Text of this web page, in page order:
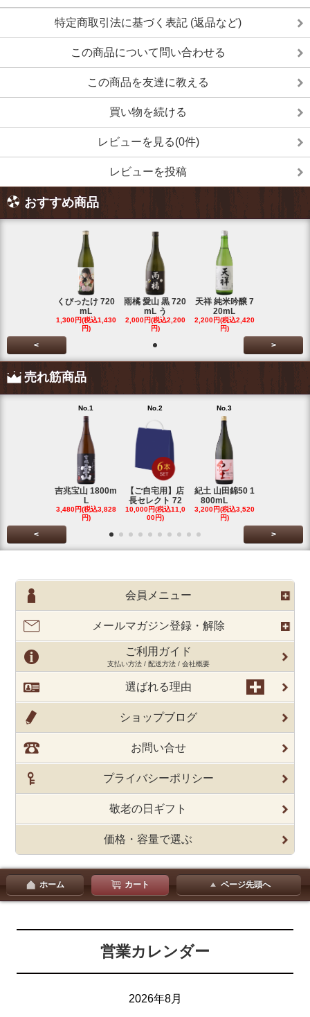
特定商取引法に基づく表記 (返品など)
この商品について問い合わせる
この商品を友達に教える
買い物を続ける
レビューを見る(0件)
レビューを投稿
おすすめ商品
くびったけ 720
mL
1,300円(税込1,430
円)
雨橘 愛山 黒 720
mL う
2,000円(税込2,200
円)
天祥 純米吟醸 7
20mL
2,200円(税込2,420
円)
< >
売れ筋商品
No.1
吉兆宝山 1800m
L
3,480円(税込3,828
円)
No.2
【ご自宅用】店
長セレクト 72
10,000円(税込11,0
00円)
No.3
紀土 山田錦50 1
800mL
3,200円(税込3,520
円)
< >
会員メニュー
メールマガジン登録・解除
ご利用ガイド
支払い方法 / 配送方法 / 会社概要
選ばれる理由
ショップブログ
お問い合せ
プライバシーポリシー
敬老の日ギフト
価格・容量で選ぶ
ホーム カート ページ先頭へ
営業カレンダー
2026年8月